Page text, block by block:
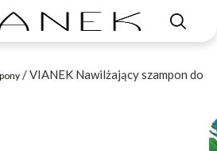
/ VIANEK Nawilżający szampon do